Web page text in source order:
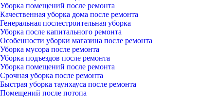
Уборка помещений после ремонта
Качественная уборка дома после ремонта
Генеральная послестроительная уборка
Уборка после капитального ремонта
Особенности уборки магазина после ремонта
Уборка мусора после ремонта
Уборка подъездов после ремонта
Уборка помещений после ремонта
Срочная уборка после ремонта
Быстрая уборка таунхауса после ремонта
Помещений после потопа